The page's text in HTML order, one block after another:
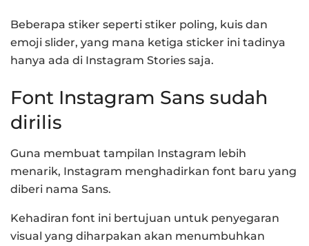
Beberapa stiker seperti stiker poling, kuis dan
emoji slider, yang mana ketiga sticker ini tadinya
hanya ada di Instagram Stories saja.
Font Instagram Sans sudah
dirilis
Guna membuat tampilan Instagram lebih
menarik, Instagram menghadirkan font baru yang
diberi nama Sans.
Kehadiran font ini bertujuan untuk penyegaran
visual yang diharpakan akan menumbuhkan